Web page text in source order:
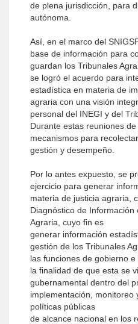
de plena jurisdicción, para
autónoma.
Así, en el marco del
base de información para
guardan los Tribunales
se logró el acuerdo para
estadística en materia de
agraria con una visión
personal del INEGI y del
Durante estas reuniones
mecanismos para
gestión y desempeño.
Por lo antes expuesto, se
ejercicio para generar
materia de justicia agraria,
Diagnóstico de Información
Agraria, cuyo fin es
generar información
gestión de los Tribunales
las funciones de gobierno
la finalidad de que esta se
gubernamental dentro del
implementación, monitoreo
políticas públicas
de alcance nacional en los